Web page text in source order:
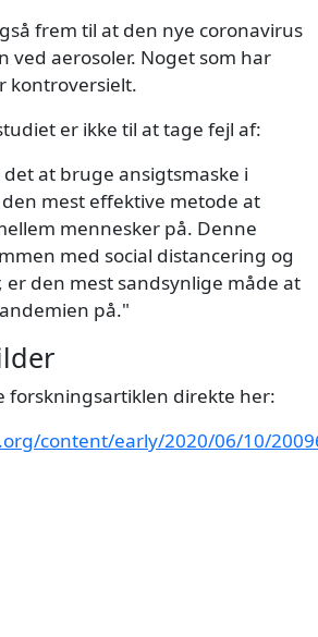
frem til at den nye coronavirus
ved aerosoler. Noget som har
kontroversielt.
er ikke til at tage fejl af:
at bruge ansigtsmaske i
mest effektive metode at
mennesker på. Denne
med social distancering og
den mest sandsynlige måde at
på."
forskningsartiklen direkte her:
content/early/2020/06/10/